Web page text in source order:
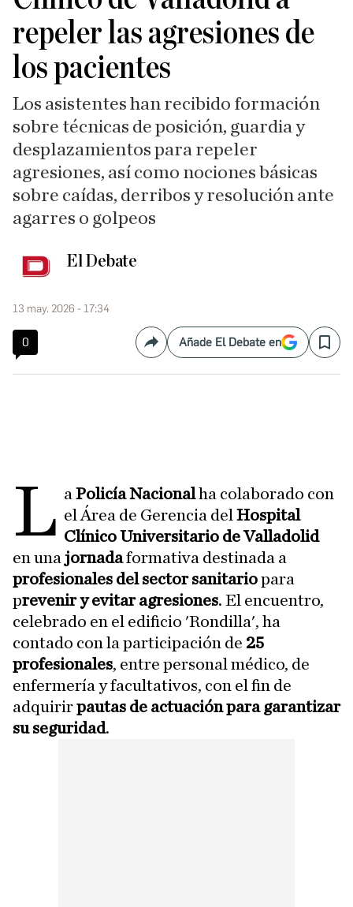
repeler las agresiones de
los pacientes
Los asistentes han recibido formación
sobre técnicas de posición, guardia y
desplazamientos para repeler
agresiones, así como nociones básicas
sobre caídas, derribos y resolución ante
agarres o golpeos
El Debate
13 may. 2026 - 17:34
0 CompartirAñade El Debate en Save
L aPolicía Nacionalha colaborado con
el Área de Gerencia delHospital
Clínico Universitario de Valladolid
en una jornadaformativa destinada a
profesionales del sector sanitariopara
prevenir y evitar agresiones. El encuentro,
celebrado en el edificio 'Rondilla', ha
contado con la participación de 25
profesionales, entre personal médico, de
enfermería y facultativos, con el fin de
adquirirpautas de actuación para garantizar
su seguridad.